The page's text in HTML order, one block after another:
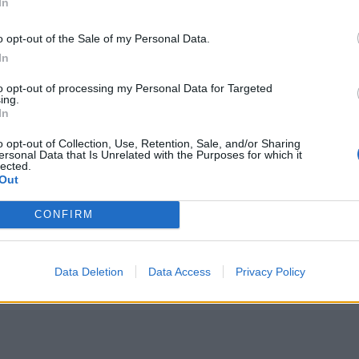
opt-out of the Sale of my Personal Data.
opt-out of processing my Personal Data for Targeted
opt-out of Collection, Use, Retention, Sale, and/or Sharing
Data that Is Unrelated with the Purposes for which it
CONFIRM
Data Deletion Data Access Privacy Policy
πολιτών μέσω θαλάσσης από την Πυροσβεστική
διάσωσης πολιτών μέσω θαλάσσης από την
Ε. Τουρνάς: "Απέναντι σε ακραία καιρικά φαινόμενα
Ε. Τουρνάς: "Απέναντι σε ακραία
περιθώρια εφησυχασμού"
δύο αξονικοί τομογράφοι
Θρίλερ στον Λυκαβηττό: Σε 57χρονη γυναίκα από την
Θρίλερ στον Λυκαβηττό: Σε
57χρονη γυναίκα από την Κυψέλη